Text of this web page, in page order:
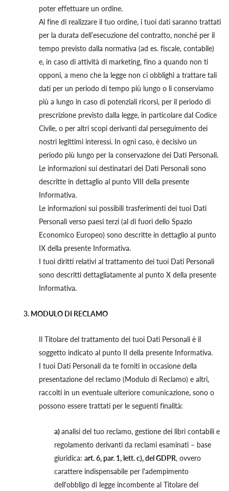
poter effettuare un ordine.
Al fine di realizzare il tuo ordine, i tuoi dati saranno trattati
per la durata dell’esecuzione del contratto, nonché per il
tempo previsto dalla normativa (ad es. fiscale, contabile)
e, in caso di attività di marketing, fino a quando non ti
opponi, a meno che la legge non ci obblighi a trattare tali
dati per un periodo di tempo più lungo o li conserviamo
più a lungo in caso di potenziali ricorsi, per il periodo di
prescrizione previsto dalla legge, in particolare dal Codice
Civile, o per altri scopi derivanti dal perseguimento dei
nostri legittimi interessi. In ogni caso, è decisivo un
periodo più lungo per la conservazione dei Dati Personali.
Le informazioni sui destinatari dei Dati Personali sono
descritte in dettaglio al punto VIII della presente
Informativa.
Le informazioni sui possibili trasferimenti dei tuoi Dati
Personali verso paesi terzi (al di fuori dello Spazio
Economico Europeo) sono descritte in dettaglio al punto
IX della presente Informativa.
I tuoi diritti relativi al trattamento dei tuoi Dati Personali
sono descritti dettagliatamente al punto X della presente
Informativa.
3. MODULO DI RECLAMO
Il Titolare del trattamento dei tuoi Dati Personali è il
soggetto indicato al punto II della presente Informativa.
I tuoi Dati Personali da te forniti in occasione della
presentazione del reclamo (Modulo di Reclamo) e altri,
raccolti in un eventuale ulteriore comunicazione, sono o
possono essere trattati per le seguenti finalità:
a)analisi del tuo reclamo, gestione dei libri contabili e
regolamento derivanti da reclami esaminati – base
giuridica: art. 6, par. 1, lett. c), del GDPR, ovvero
carattere indispensabile per l'adempimento
dell'obbligo di legge incombente al Titolare del